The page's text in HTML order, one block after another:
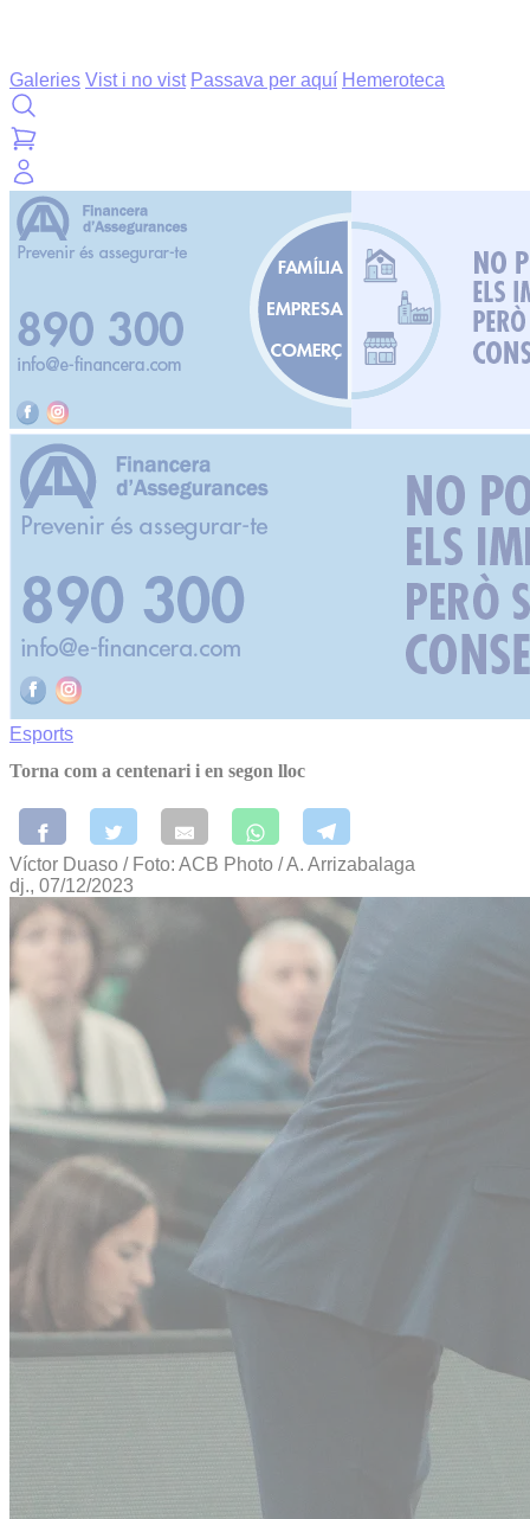
Galeries Vist i no vist Passava per aquí Hemeroteca
Esports
Torna com a centenari i en segon lloc
Víctor Duaso / Foto: ACB Photo / A. Arrizabalaga
dj., 07/12/2023